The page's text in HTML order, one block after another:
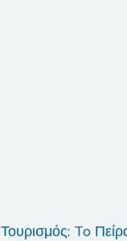
Τουρισμός: To